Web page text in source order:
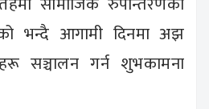
भन्दै आगामी दिनमा अझ
सञ्चालन गर्न शुभकामना